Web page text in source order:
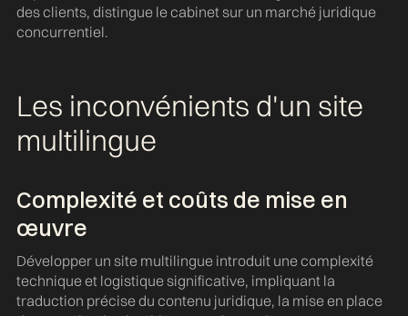
des clients, distingue le cabinet sur un marché juridique
concurrentiel.
Les inconvénients d'un site
multilingue
Complexité et coûts de mise en
œuvre
Développer un site multilingue introduit une complexité
technique et logistique significative, impliquant la
traduction précise du contenu juridique, la mise en place